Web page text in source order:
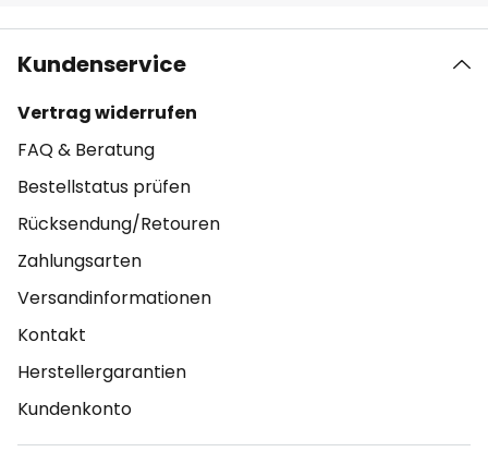
Kundenservice
Vertrag widerrufen
FAQ & Beratung
Bestellstatus prüfen
Rücksendung/Retouren
Zahlungsarten
Versandinformationen
Kontakt
Herstellergarantien
Kundenkonto